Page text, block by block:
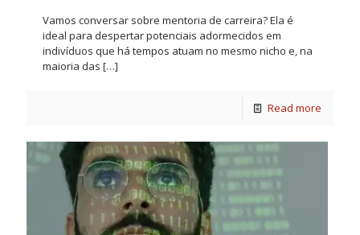
Vamos conversar sobre mentoria de carreira? Ela é
ideal para despertar potenciais adormecidos em
indivíduos que há tempos atuam no mesmo nicho e, na
maioria das […]
Read more